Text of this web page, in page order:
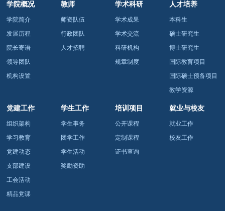
学院概况
学院简介
发展历程
院长寄语
领导团队
机构设置
教师
师资队伍
行政团队
人才招聘
学术科研
学术成果
学术交流
科研机构
规章制度
人才培养
本科生
硕士研究生
博士研究生
国际教育项目
国际硕士预备项目
教学资源
党建工作
组织架构
学习教育
党建动态
支部建设
工会活动
精品党课
学生工作
学生事务
团学工作
学生活动
奖励资助
培训项目
公开课程
定制课程
证书查询
就业与校友
就业工作
校友工作